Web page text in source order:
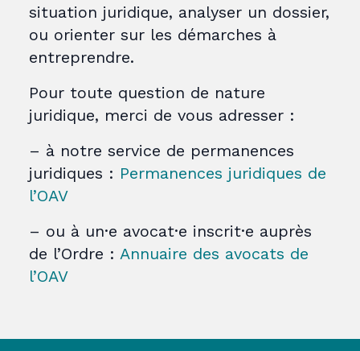
situation juridique, analyser un dossier,
ou orienter sur les démarches à
entreprendre.
Pour toute question de nature
juridique, merci de vous adresser :
– à notre service de permanences
juridiques : Permanences juridiques de
l’OAV
– ou à un·e avocat·e inscrit·e auprès
de l’Ordre : Annuaire des avocats de
l’OAV